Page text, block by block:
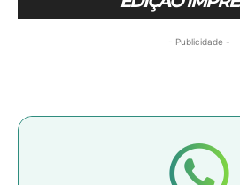
- Publicidade -